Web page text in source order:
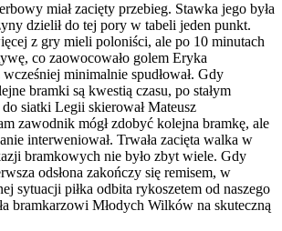
miał zacięty przebieg. Stawka jego była
dzielił do tej pory w tabeli jeden punkt.
z gry mieli poloniści, ale po 10 minutach
co zaowocowało golem Eryka
minimalnie spudłował. Gdy
bramki są kwestią czasu, po stałym
siatki Legii skierował Mateusz
zawodnik mógł zdobyć kolejna bramkę, ale
interweniował. Trwała zacięta walka w
bramkowych nie było zbyt wiele. Gdy
odsłona zakończy się remisem, w
sytuacji piłka odbita rykoszetem od naszego
bramkarzowi Młodych Wilków na skuteczną